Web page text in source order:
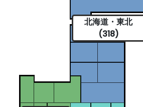
北海道・東北
(318)